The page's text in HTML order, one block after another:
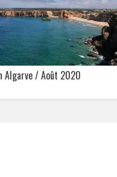
Algarve / Août 2020